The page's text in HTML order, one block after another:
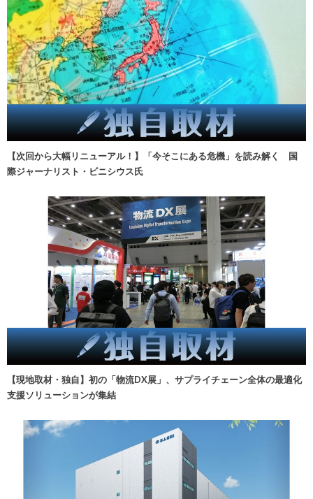
【次回から大幅リニューアル！】「今そこにある危機」を読み解く 国
際ジャーナリスト・ビニシウス氏
【現地取材・独自】初の「物流DX展」、サプライチェーン全体の最適化
支援ソリューションが集結